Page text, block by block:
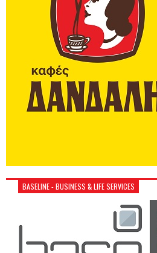
BASELINE - BUSINESS & LIFE SERVICES